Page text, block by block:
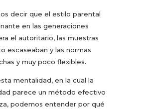
decir que el estilo parental
en las generaciones
el autoritario, las muestras
escaseaban y las normas
y muy poco flexibles.
mentalidad, en la cual la
parece un método efectivo
podemos entender por qué